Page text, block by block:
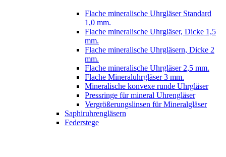
Flache mineralische Uhrgläser Standard
1,0 mm.
Flache mineralische Uhrgläser, Dicke 1,5
mm.
Flache mineralische Uhrgläsern, Dicke 2
mm.
Flache mineralische Uhrgläser 2,5 mm.
Flache Mineraluhrgläser 3 mm.
Mineralische konvexe runde Uhrgläser
Pressringe für mineral Uhrengläser
Vergrößerungslinsen für Mineralgläser
Saphiruhrengläsern
Federstege